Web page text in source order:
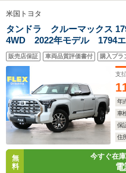
米国トヨタ
タンドラ クルーマックス
4WD 2022年モデル 1794
リームレザーシート 前席シ
インチディスプレイオーデ
ーフ パワーサンシェード
チAW
販売店保証 車両品質評価書付 購入プラ
支
年
車
保
住
無
料
今すぐ在